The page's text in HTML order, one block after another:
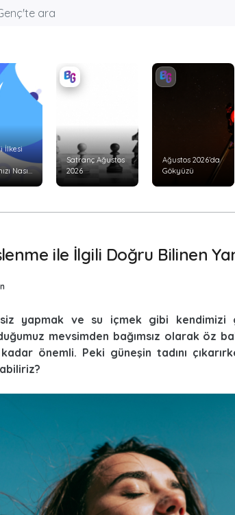
İlkesi
Nasıl
Satranç Ağustos
2026
Ağustos 2026’da
Gökyüzü
ile İlgili Doğru Bilinen
yapmak ve su içmek gibi kendimizi
mevsimden bağımsız olarak öz
önemli. Peki güneşin tadını